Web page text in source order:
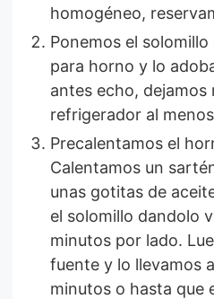
homogéneo,
Ponemos el
para horno y lo
antes echo, dejamos
refrigerador al
Precalentamos el
Calentamos un
unas gotitas de
el solomillo dandolo
minutos por lado.
fuente y lo llevamos
minutos o hasta que